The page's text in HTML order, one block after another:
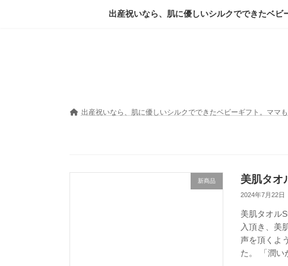
出産祝いなら、肌に優しいシルクでできたベビ
出産祝いなら、肌に優しいシルクでできたベビーギフト。ママ
新商品 美肌タオ
2024年7月22日
美肌タオル
入頂き、美
声を頂くよ
た。 「潤